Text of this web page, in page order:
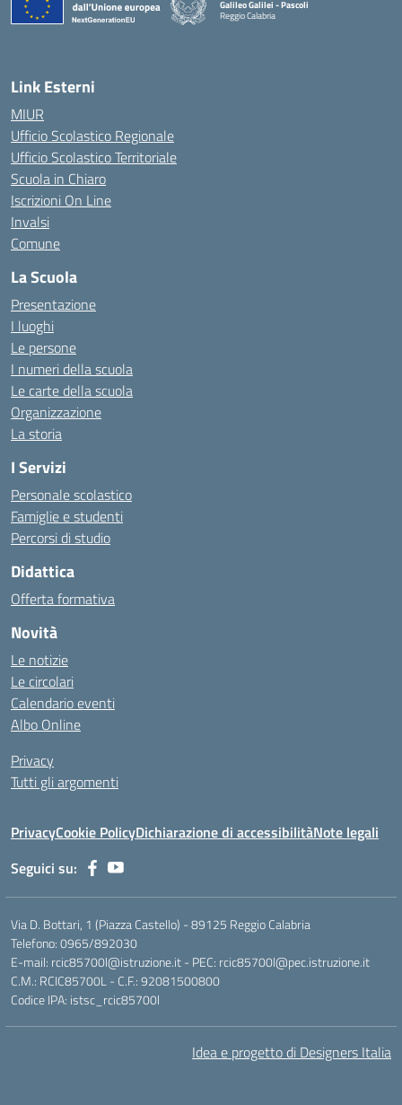
Galileo Galilei - Pascoli
Reggio Calabria
Link Esterni
MIUR
Ufficio Scolastico Regionale
Ufficio Scolastico Territoriale
Scuola in Chiaro
Iscrizioni On Line
Invalsi
Comune
La Scuola
Presentazione
I luoghi
Le persone
I numeri della scuola
Le carte della scuola
Organizzazione
La storia
I Servizi
Personale scolastico
Famiglie e studenti
Percorsi di studio
Didattica
Offerta formativa
Novità
Le notizie
Le circolari
Calendario eventi
Albo Online
Privacy
Tutti gli argomenti
PrivacyCookie PolicyDichiarazione di accessibilitàNote legali
Seguici su:
Via D. Bottari, 1 (Piazza Castello) - 89125 Reggio Calabria
Telefono: 0965/892030
E-mail: rcic85700l@istruzione.it - PEC: rcic85700l@pec.istruzione.it
C.M.: RCIC85700L - C.F.: 92081500800
Codice IPA: istsc_rcic85700l
Idea e progetto di Designers Italia